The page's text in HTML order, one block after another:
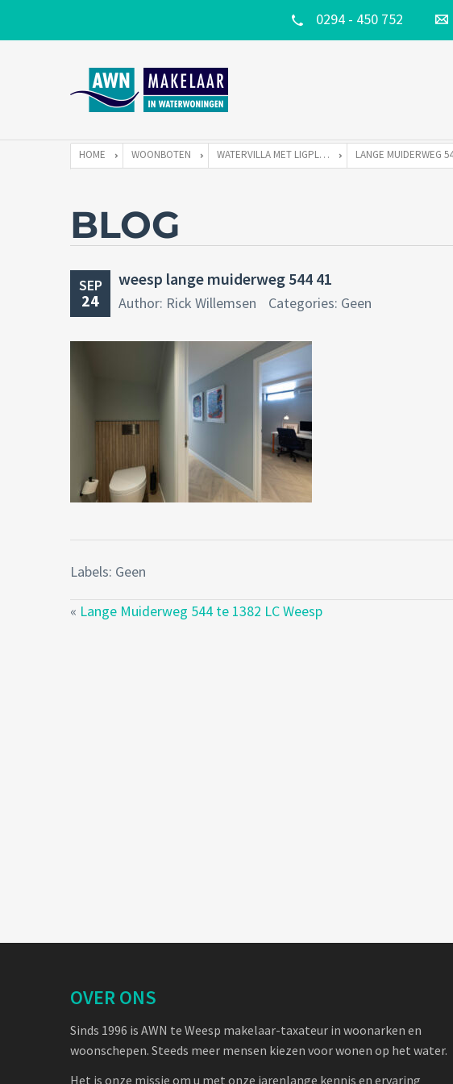
0294 - 450 752
HOME WOONBOTEN WATERVILLA MET LIGPLAATS
BLOG
SEP
24
weesp lange muiderweg 544 41
Author: Rick Willemsen Categories: Geen
Labels: Geen
« Lange Muiderweg 544 te 1382 LC Weesp
OVER ONS
Sinds 1996 is AWN te Weesp makelaar-taxateur in woonarken en
woonschepen. Steeds meer mensen kiezen voor wonen op het water.
Het is onze missie om u met onze jarenlange kennis en ervaring